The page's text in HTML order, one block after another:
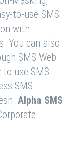
to-use SMS
with
You can also
SMS Web
to use SMS
SMS
Alpha SMS